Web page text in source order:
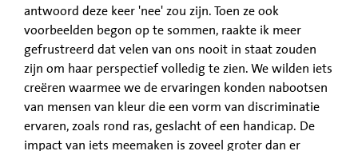
antwoord deze keer 'nee' zou zijn. Toen ze ook
voorbeelden begon op te sommen, raakte ik meer
gefrustreerd dat velen van ons nooit in staat zouden
zijn om haar perspectief volledig te zien. We wilden iets
creëren waarmee we de ervaringen konden nabootsen
van mensen van kleur die een vorm van discriminatie
ervaren, zoals rond ras, geslacht of een handicap. De
impact van iets meemaken is zoveel groter dan er